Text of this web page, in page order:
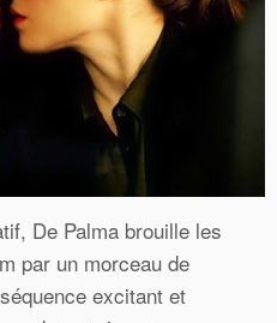
De Palma brouille les
par un morceau de
excitant et